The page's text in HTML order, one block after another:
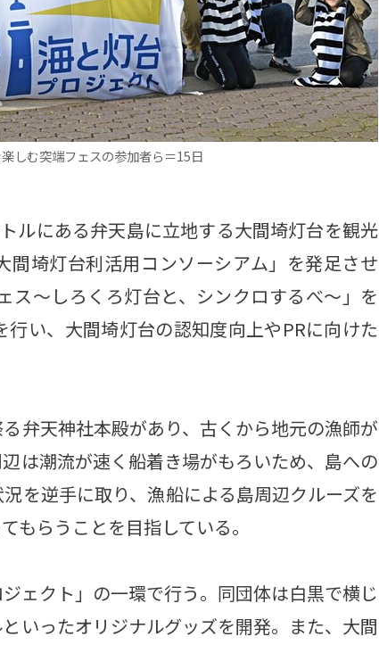
しむ突端フェスの参加者ら＝15日
ルにある弁天島に立地する大間埼灯台を観光
埼灯台利活用コンソーシアム」を発足させ
ス～しろくろ灯台と、シンクロするべ～」を
い、大間埼灯台の認知度向上やPRに向けた
弁天神社本殿があり、古くから地元の漁師が
は潮流が速く船着き場がもろいため、島への
を逆手に取り、漁船による島周辺クルーズを
もらうことを目指している。
ェクト」の一環で行う。同団体は白黒で横じ
いったオリジナルグッズを開発。また、大間